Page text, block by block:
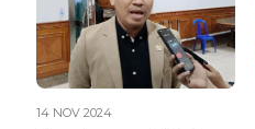
14 NOV 2024